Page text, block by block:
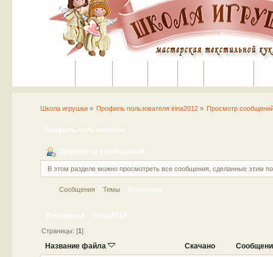
Школа игрушки» Профиль пользователя irina2012 » Просмотр
Профиль пользователя
Просмотр сообщений
В этом разделе можно просмотреть все сообщения, сделанные этим
Сообщения Темы Вложения
Вложения - irina2012
Страницы: [1]
Название файла Скачано